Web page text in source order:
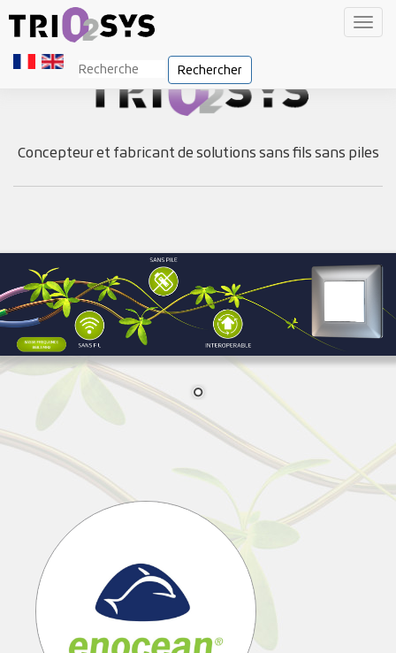
Rechercher
Concepteur et fabricant de solutions sans fils sans piles